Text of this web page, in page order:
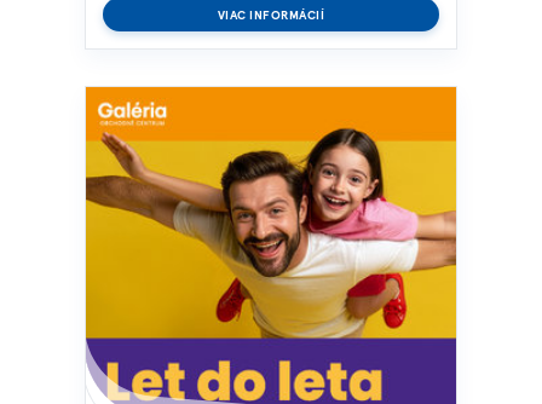
VIAC INFORMÁCIÍ